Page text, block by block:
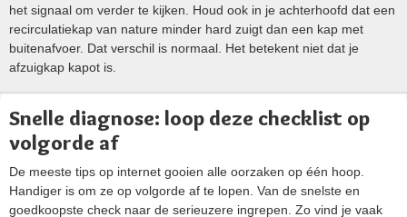
het signaal om verder te kijken. Houd ook in je achterhoofd dat een
recirculatiekap van nature minder hard zuigt dan een kap met
buitenafvoer. Dat verschil is normaal. Het betekent niet dat je
afzuigkap kapot is.
Snelle diagnose: loop deze checklist op
volgorde af
De meeste tips op internet gooien alle oorzaken op één hoop.
Handiger is om ze op volgorde af te lopen. Van de snelste en
goedkoopste check naar de serieuzere ingrepen. Zo vind je vaak